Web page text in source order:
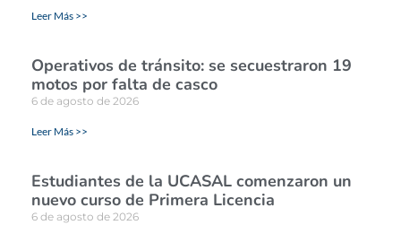
Leer Más >>
Operativos de tránsito: se secuestraron 19
motos por falta de casco
6 de agosto de 2026
Leer Más >>
Estudiantes de la UCASAL comenzaron un
nuevo curso de Primera Licencia
6 de agosto de 2026